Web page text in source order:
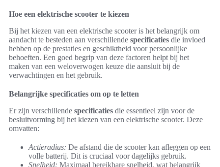
Hoe een elektrische scooter te kiezen
Bij het kiezen van een elektrische scooter is het belangrijk om
aandacht te besteden aan verschillende specificaties die invloed
hebben op de prestaties en geschiktheid voor persoonlijke
behoeften. Een goed begrip van deze factoren helpt bij het
maken van een weloverwogen keuze die aansluit bij de
verwachtingen en het gebruik.
Belangrijke specificaties om op te letten
Er zijn verschillende specificaties die essentieel zijn voor de
besluitvorming bij het kiezen van een elektrische scooter. Deze
omvatten:
Actieradius: De afstand die de scooter kan afleggen op een
volle batterij. Dit is cruciaal voor dagelijks gebruik.
Snelheid: Maximaal bereikbare snelheid, wat belangrijk